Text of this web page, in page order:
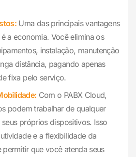
Uma das principais vantagens
a economia. Você elimina os
instalação, manutenção
distância, pagando apenas
fixa pelo serviço.
Com o PABX Cloud,
podem trabalhar de qualquer
próprios dispositivos. Isso
e a flexibilidade da
permitir que você atenda seus